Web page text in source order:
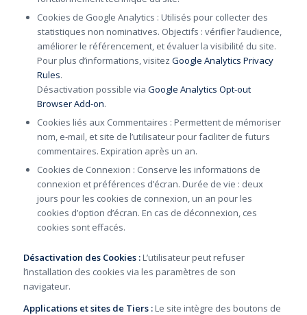
Cookies de Google Analytics : Utilisés pour collecter des
statistiques non nominatives. Objectifs : vérifier l’audience,
améliorer le référencement, et évaluer la visibilité du site.
Pour plus d’informations, visitez Google Analytics Privacy
Rules.
Désactivation possible via Google Analytics Opt-out
Browser Add-on.
Cookies liés aux Commentaires : Permettent de mémoriser
nom, e-mail, et site de l’utilisateur pour faciliter de futurs
commentaires. Expiration après un an.
Cookies de Connexion : Conserve les informations de
connexion et préférences d’écran. Durée de vie : deux
jours pour les cookies de connexion, un an pour les
cookies d’option d’écran. En cas de déconnexion, ces
cookies sont effacés.
Désactivation des Cookies :L’utilisateur peut refuser
l’installation des cookies via les paramètres de son
navigateur.
Applications et sites de Tiers :Le site intègre des boutons de